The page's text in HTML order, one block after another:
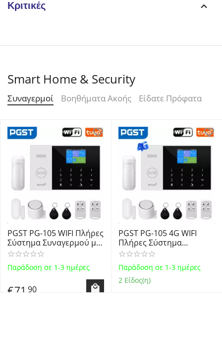
Κριτικές
Smart Home & Security
Συναγερμοί Βοηθήματα Ακοής Είδατε Πρόφατα
PGST PG-105 WIFI Πλήρες
Σύστημα Συναγερμού με
Ανιχνευτή Κίνησης,
Αισθητήρα Πόρτας,
Σειρήνα, 2
Τηλεχειριστήρια, 2 Tags
RFID και έλεγχο μέσω
Παράδοση σε 1-3 ημέρες
€71 90
PGST PG-105 4G WIFI
Πλήρες Σύστημα
Συναγερμού με
Ανιχνευτή Κίνησης,
Αισθητήρα Πόρτας,
Σειρήνα, 2
Παράδοση σε 1-3 ημέρες
2 Είδος(η)